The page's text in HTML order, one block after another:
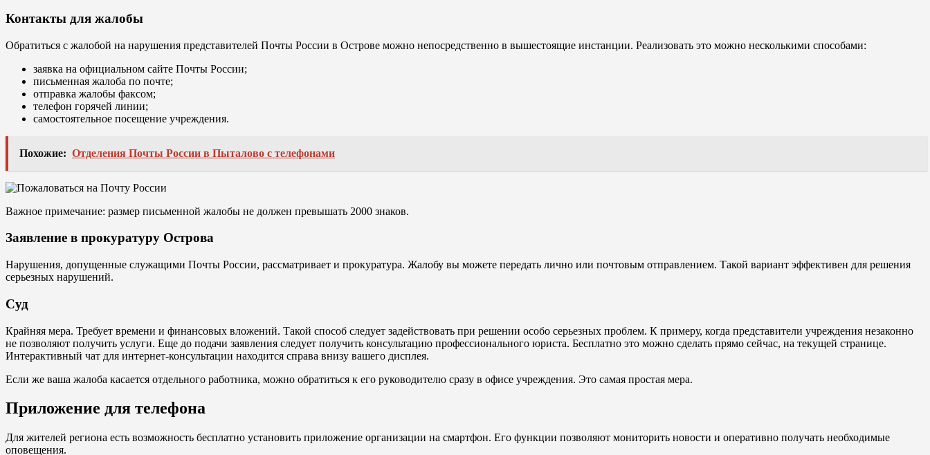
Контакты для жалобы
Обратиться с жалобой на нарушения представителей Почты России в Острове можно непосредственно в вышестоящие инстанции. Реализовать это можно несколькими способами:
заявка на официальном сайте Почты России;
письменная жалоба по почте;
отправка жалобы факсом;
телефон горячей линии;
самостоятельное посещение учреждения.
Похожие: Отделения Почты России в Пыталово с телефонами
Важное примечание: размер письменной жалобы не должен превышать 2000 знаков.
Заявление в прокуратуру Острова
Нарушения, допущенные служащими Почты России, рассматривает и прокуратура. Жалобу вы можете передать лично или почтовым отправлением. Такой вариант эффективен для решения
серьезных нарушений.
Суд
Крайняя мера. Требует времени и финансовых вложений. Такой способ следует задействовать при решении особо серьезных проблем. К примеру, когда представители учреждения незаконно
не позволяют получить услуги. Еще до подачи заявления следует получить консультацию профессионального юриста. Бесплатно это можно сделать прямо сейчас, на текущей странице.
Интерактивный чат для интернет-консультации находится справа внизу вашего дисплея.
Если же ваша жалоба касается отдельного работника, можно обратиться к его руководителю сразу в офисе учреждения. Это самая простая мера.
Приложение для телефона
Для жителей региона есть возможность бесплатно установить приложение организации на смартфон. Его функции позволяют мониторить новости и оперативно получать необходимые
оповещения.